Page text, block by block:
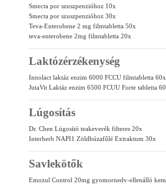
Smecta por szuszpenzióhoz 10x
Smecta por szuszpenzióhoz 30x
Teva-Enterobene 2 mg filmtabletta 50x
teva-enterobene 2mg filmtabletta 20x
Laktózérzékenység
Innolact laktáz enzim 6000 FCCU filmtabletta 60x
JutaVit Laktáz enzim 6500 FCUU Forte tabletta
Lúgosítás
Dr. Chen Lúgosító teakeverék filteres 20x
Interherb NAPI1 Zöldbúzafűlé Extraktum 30x
Savlekötők
Emozul Control 20mg gyomornedv-ellenálló